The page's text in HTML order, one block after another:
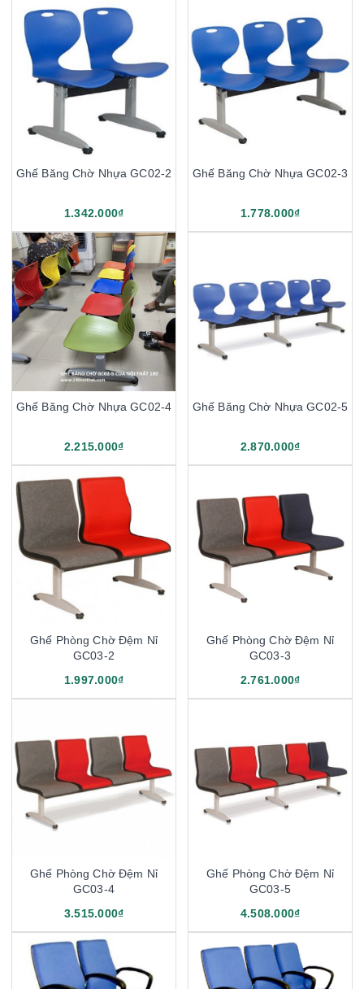
Ghế Băng Chờ Nhựa GC02-2
1.342.000₫
Ghế Băng Chờ Nhựa GC02-3
1.778.000₫
Ghế Băng Chờ Nhựa GC02-4
2.215.000₫
Ghế Băng Chờ Nhựa GC02-5
2.870.000₫
Ghế Phòng Chờ Đệm Nỉ
GC03-2
1.997.000₫
Ghế Phòng Chờ Đệm Nỉ
GC03-3
2.761.000₫
Ghế Phòng Chờ Đệm Nỉ
GC03-4
3.515.000₫
Ghế Phòng Chờ Đệm Nỉ
GC03-5
4.508.000₫